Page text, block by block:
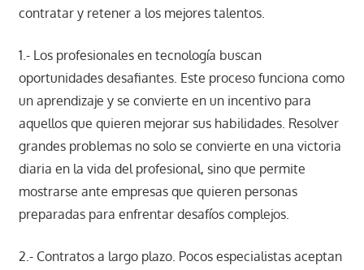
contratar y retener a los mejores talentos.
1.- Los profesionales en tecnología buscan
oportunidades desafiantes. Este proceso funciona como
un aprendizaje y se convierte en un incentivo para
aquellos que quieren mejorar sus habilidades. Resolver
grandes problemas no solo se convierte en una victoria
diaria en la vida del profesional, sino que permite
mostrarse ante empresas que quieren personas
preparadas para enfrentar desafíos complejos.
2.- Contratos a largo plazo. Pocos especialistas aceptan